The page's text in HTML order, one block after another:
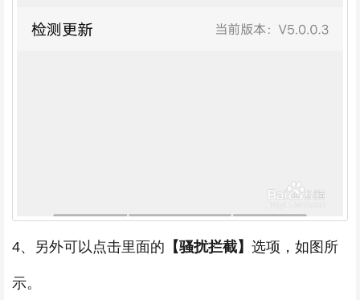
4、另外可以点击里面的 【骚扰拦截】 选项，如图所
示。